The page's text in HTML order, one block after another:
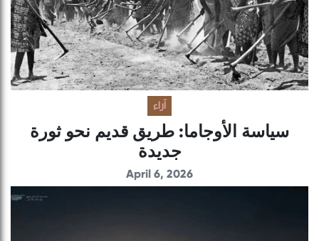
آراء
سياسة الأوجاما: طريق قديم نحو ثورة
جديدة
April 6, 2026